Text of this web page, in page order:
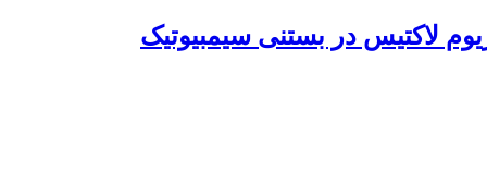
لاکتیس در بستنی سیمبیوتیک